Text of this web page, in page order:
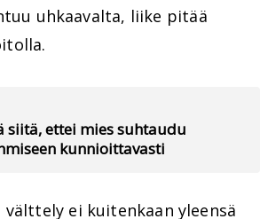
uhkaavalta, liike pitää
siitä, ettei mies suhtaudu
kunnioittavasti
ei kuitenkaan yleensä